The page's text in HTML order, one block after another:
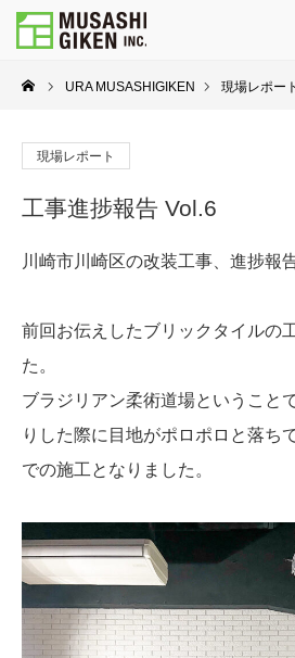
URA MUSASHIGIKEN 現場レポート
現場レポート
工事進捗報告 Vol.6
川崎市川崎区の改装工事、進捗報
前回お伝えしたブリックタイルの
た。
ブラジリアン柔術道場ということ
りした際に目地がポロポロと落ち
での施工となりました。